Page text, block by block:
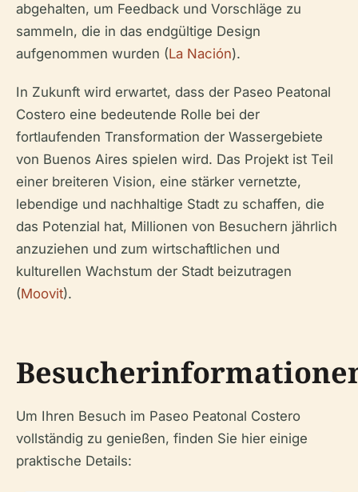
abgehalten, um Feedback und Vorschläge zu
sammeln, die in das endgültige Design
aufgenommen wurden (La Nación).
In Zukunft wird erwartet, dass der Paseo Peatonal
Costero eine bedeutende Rolle bei der
fortlaufenden Transformation der Wassergebiete
von Buenos Aires spielen wird. Das Projekt ist Teil
einer breiteren Vision, eine stärker vernetzte,
lebendige und nachhaltige Stadt zu schaffen, die
das Potenzial hat, Millionen von Besuchern jährlich
anzuziehen und zum wirtschaftlichen und
kulturellen Wachstum der Stadt beizutragen
(Moovit).
Um Ihren Besuch im Paseo Peatonal Costero
vollständig zu genießen, finden Sie hier einige
praktische Details: